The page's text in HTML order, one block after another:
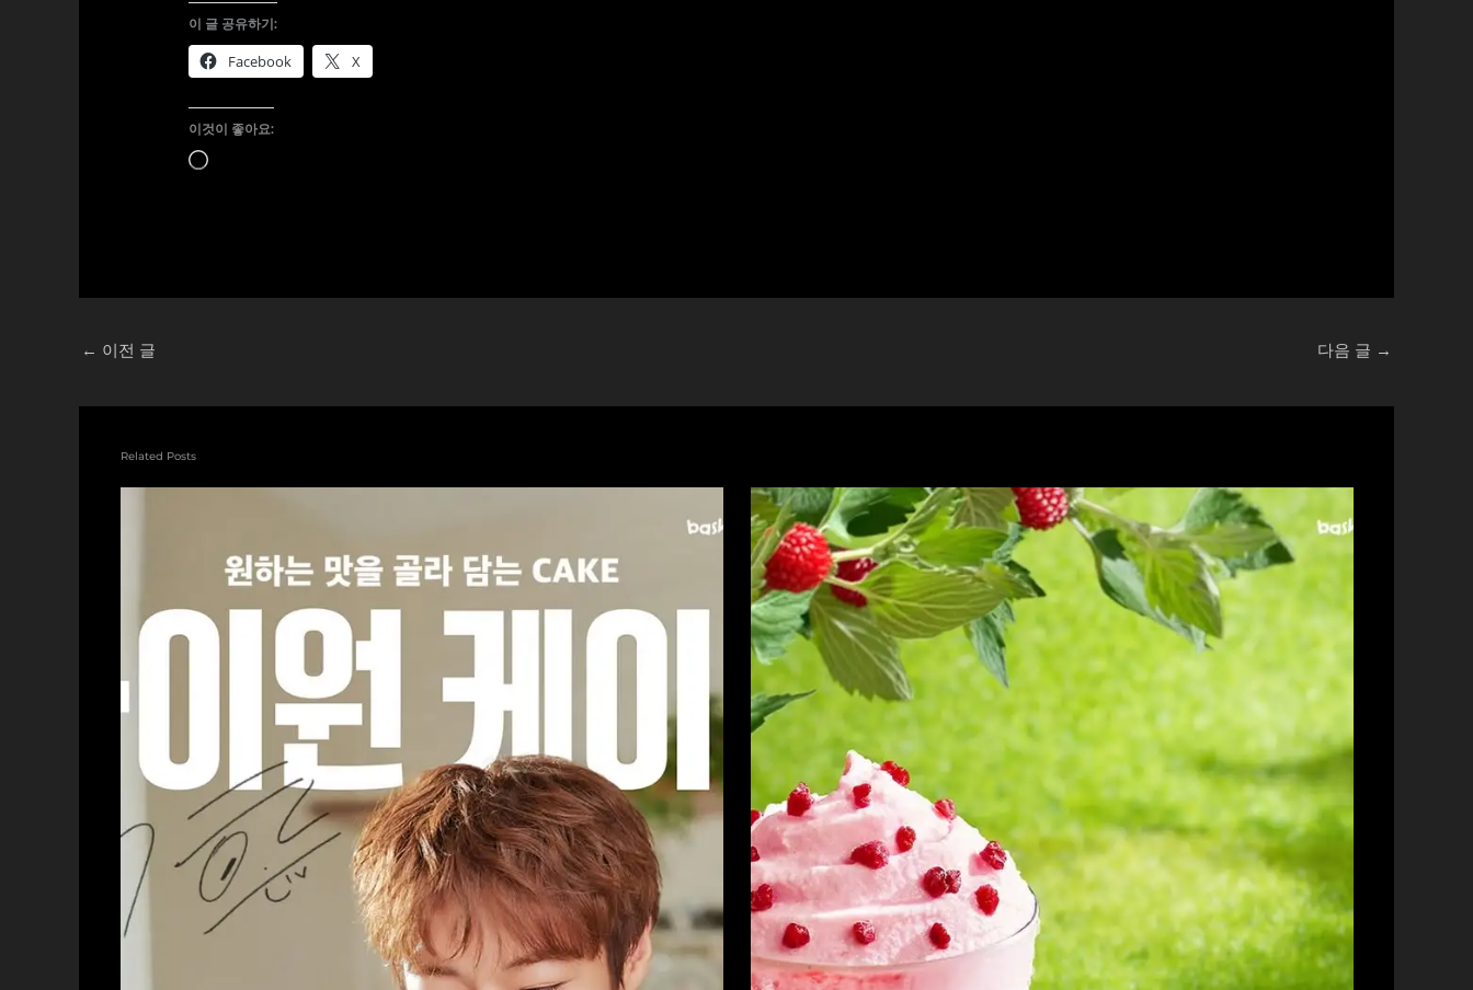
이 글 공유하기:
Facebook X
이것이 좋아요:
로
← 이전 글 다음 글 →
Related Posts